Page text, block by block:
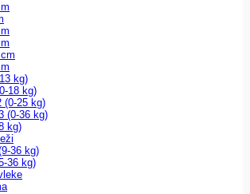
kg)
18 kg)
(0-25 kg)
(0-36 kg)
kg)
36 kg)
36 kg)